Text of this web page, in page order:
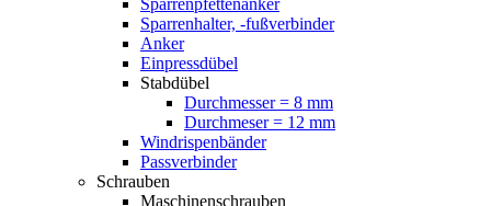
Sparrenpfettenanker
Sparrenhalter, -fußverbinder
Anker
Einpressdübel
Stabdübel
Durchmesser = 8 mm
Durchmeser = 12 mm
Windrispenbänder
Passverbinder
Schrauben
Maschinenschrauben